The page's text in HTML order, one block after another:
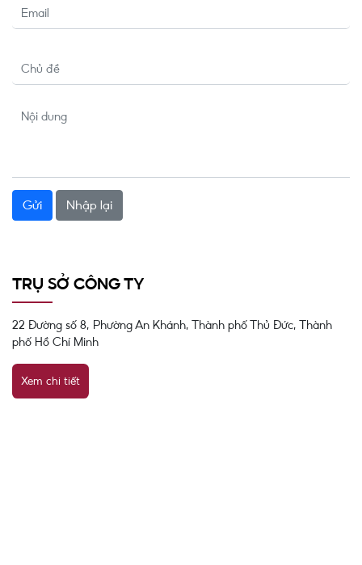
Email
Chủ đề
Nội dung
TRỤ SỞ CÔNG TY
22 Đường số 8, Phường An Khánh, Thành phố Thủ Đức, Thành
phố Hồ Chí Minh
Xem chi tiết